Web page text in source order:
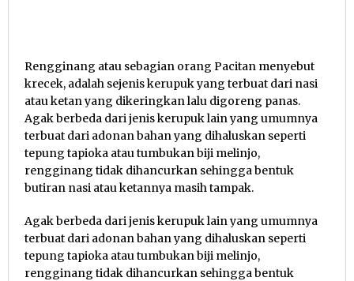
Rengginang atau sebagian orang Pacitan menyebut
krecek, adalah sejenis kerupuk yang terbuat dari nasi
atau ketan yang dikeringkan lalu digoreng panas.
Agak berbeda dari jenis kerupuk lain yang umumnya
terbuat dari adonan bahan yang dihaluskan seperti
tepung tapioka atau tumbukan biji melinjo,
rengginang tidak dihancurkan sehingga bentuk
butiran nasi atau ketannya masih tampak.
Agak berbeda dari jenis kerupuk lain yang umumnya
terbuat dari adonan bahan yang dihaluskan seperti
tepung tapioka atau tumbukan biji melinjo,
rengginang tidak dihancurkan sehingga bentuk